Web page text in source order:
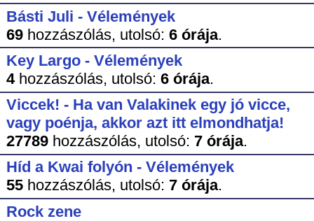
Básti Juli - Vélemények
69hozzászólás, utolsó: 6 órája.
Key Largo - Vélemények
4hozzászólás, utolsó: 6 órája.
Viccek! - Ha van Valakinek egy jó vicce,
vagy poénja, akkor azt itt elmondhatja!
27789hozzászólás, utolsó: 7 órája.
Híd a Kwai folyón - Vélemények
55hozzászólás, utolsó: 7 órája.
Rock zene